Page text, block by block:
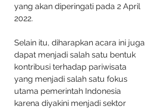
yang akan diperingati pada 2 April
2022.
Selain itu, diharapkan acara ini juga
dapat menjadi salah satu bentuk
kontribusi terhadap pariwisata
yang menjadi salah satu fokus
utama pemerintah Indonesia
karena diyakini menjadi sektor